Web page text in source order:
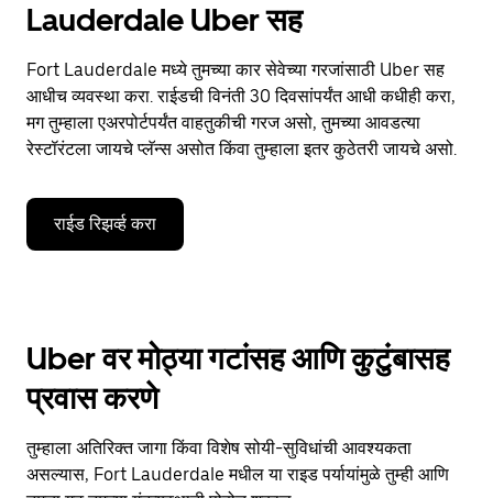
Lauderdale Uber सह
Fort Lauderdale मध्ये तुमच्या कार सेवेच्या गरजांसाठी Uber सह
आधीच व्यवस्था करा. राईडची विनंती 30 दिवसांपर्यंत आधी कधीही करा,
मग तुम्हाला एअरपोर्टपर्यंत वाहतुकीची गरज असो, तुमच्या आवडत्या
रेस्टॉरंटला जायचे प्लॅन्स असोत किंवा तुम्हाला इतर कुठेतरी जायचे असो.
राईड रिझर्व्ह करा
Uber वर मोठ्या गटांसह आणि कुटुंबासह
प्रवास करणे
तुम्हाला अतिरिक्त जागा किंवा विशेष सोयी-सुविधांची आवश्यकता
असल्यास, Fort Lauderdale मधील या राइड पर्यायांमुळे तुम्ही आणि